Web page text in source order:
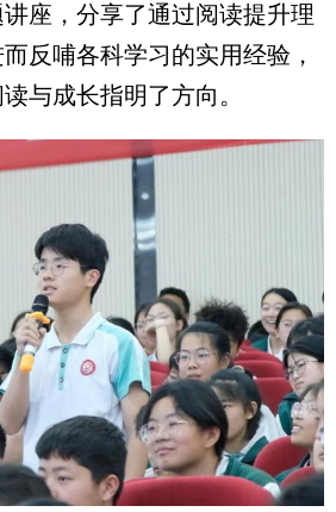
座，分享了通过阅读提升理
反哺各科学习的实用经验，
与成长指明了方向。